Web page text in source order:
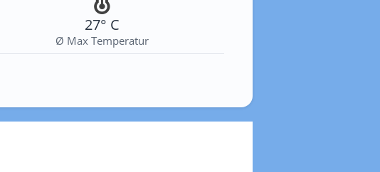
27° C
Ø Max Temperatur